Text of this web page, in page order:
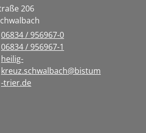
206
06834 / 956967-0
06834 / 956967-1
heilig-
kreuz.schwalbach@bistum
-trier.de